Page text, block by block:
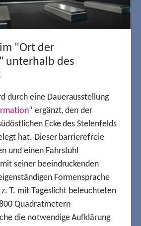
"Ort der
unterhalb des
durch eine Dauerausstellung
“ ergänzt, den der
Ecke des Stelenfelds
hat. Dieser barrierefreie
und einen Fahrstuhl
seiner beeindruckenden
Formensprache
T. mit Tageslicht beleuchteten
Quadratmetern
die notwendige Aufklärung